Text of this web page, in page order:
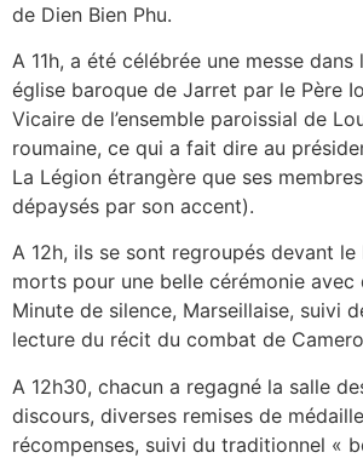
de Dien Bien Phu.
A 11h, a été célébrée une messe
église baroque de Jarret par le Père
Vicaire de l’ensemble paroissial de
roumaine, ce qui a fait dire au
La Légion étrangère que ses
dépaysés par son accent).
A 12h, ils se sont regroupés devant le
morts pour une belle cérémonie avec
Minute de silence, Marseillaise, suivi
lecture du récit du combat de
A 12h30, chacun a regagné la salle
discours, diverses remises de
récompenses, suivi du traditionnel «